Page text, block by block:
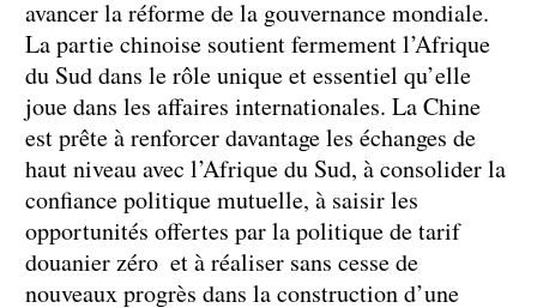
avancer la réforme de la gouvernance mondiale.
La partie chinoise soutient fermement l’Afrique
du Sud dans le rôle unique et essentiel qu’elle
joue dans les affaires internationales. La Chine
est prête à renforcer davantage les échanges de
haut niveau avec l’Afrique du Sud, à consolider la
confiance politique mutuelle, à saisir les
opportunités offertes par la politique de tarif
douanier zéro et à réaliser sans cesse de
nouveaux progrès dans la construction d’une